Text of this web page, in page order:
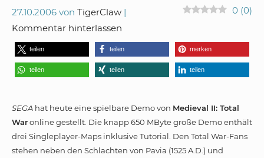
27.10.2006 von TigerClaw 0 (0)
Kommentar hinterlassen
teilen teilen merken
teilen teilen teilen
SEGA hat heute eine spielbare Demo von Medieval II: Total
Waronline gestellt. Die knapp 650 MByte große Demo enthält
drei Singleplayer-Maps inklusive Tutorial. Den Total War-Fans
stehen neben den Schlachten von Pavia (1525 A.D.) und